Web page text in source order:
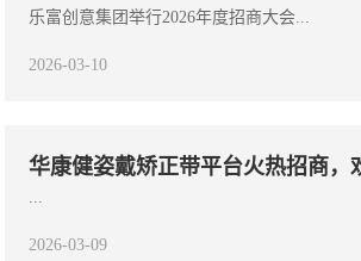
乐富创意集团举行2026年度招商大会...
2026-03-10
华康健姿戴矫正带平台火热招商，
...
2026-03-09